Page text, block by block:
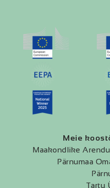
Meie
Maakondlike
Pärnumaa
Tartu